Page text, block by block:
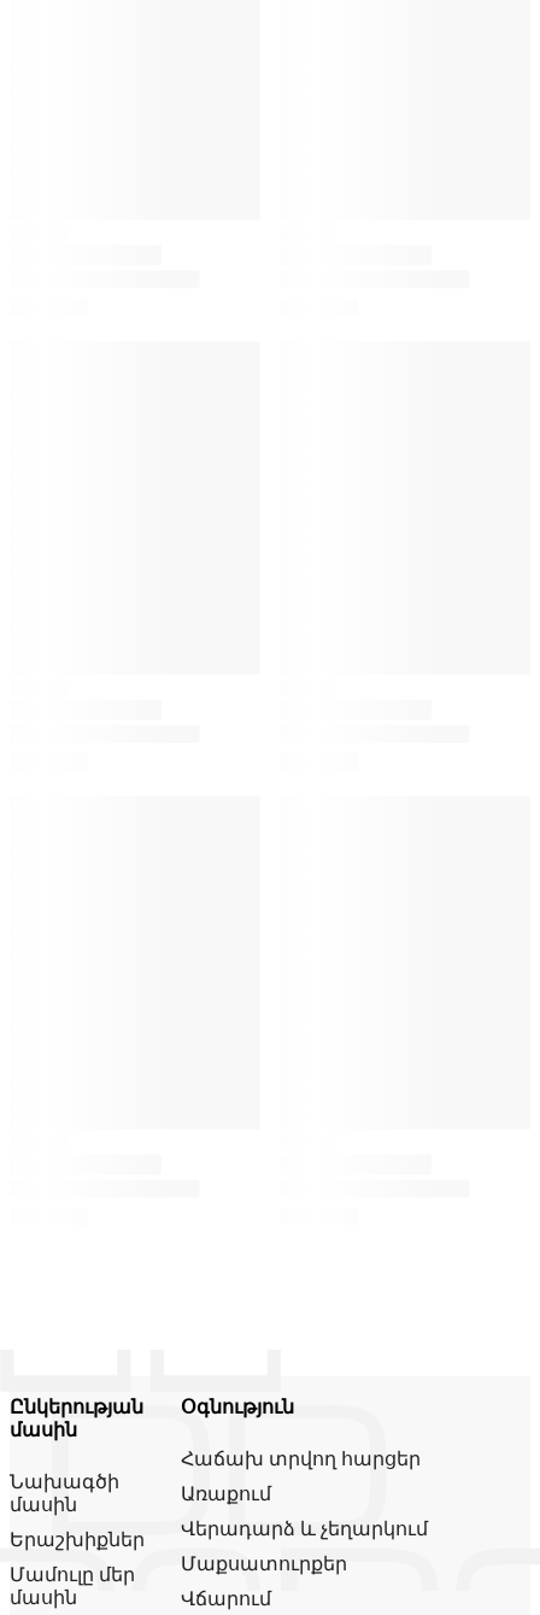
Ընկերության
մասին
Նախագծի
մասին
Երաշխիքներ
Մամուլը մեր
մասին
Օգնություն
Հաճախ տրվող հարցեր
Առաքում
Վերադարձ և չեղարկում
Մաքսատուրքեր
Վճարում